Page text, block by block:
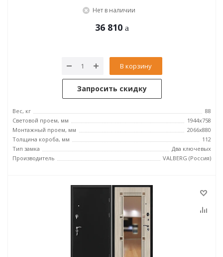
Нет в наличии
36 810
В корзину
Запросить скидку
Вес, кг
88
Световой проем, мм
1944x758
Монтажный проем, мм
2066x880
Толщина короба, мм
112
Тип замка
Два ключевых
Производитель
VALBERG (Россия)